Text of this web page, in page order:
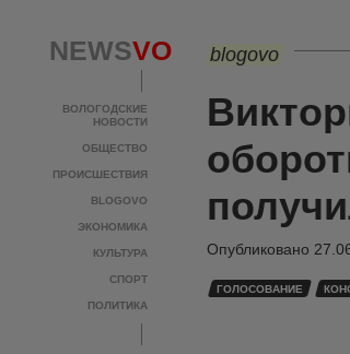
NEWSVO
ВОЛОГОДСКИЕ
НОВОСТИ
ОБЩЕСТВО
ПРОИСШЕСТВИЯ
BLOGOVO
ЭКОНОМИКА
КУЛЬТУРА
СПОРТ
ПОЛИТИКА
blogovo
Опубликовано
ГОЛОСОВАНИЕ